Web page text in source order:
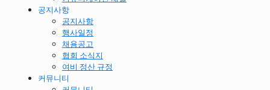
공지사항
공지사항
행사일정
채용공고
협회 소식지
여비 정산 규정
커뮤니티